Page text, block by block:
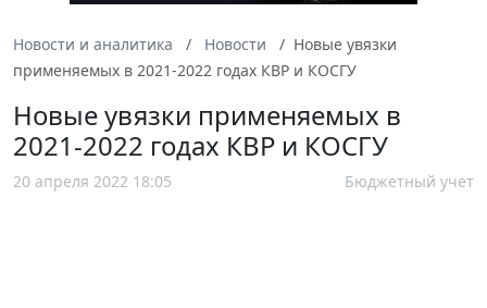
Новости и аналитика Новости
Новые увязки
применяемых в 2021-2022 годах КВР и КОСГУ
Новые увязки применяемых в
2021-2022 годах КВР и КОСГУ
20 апреля 2022 18:05 Бюджетный учет